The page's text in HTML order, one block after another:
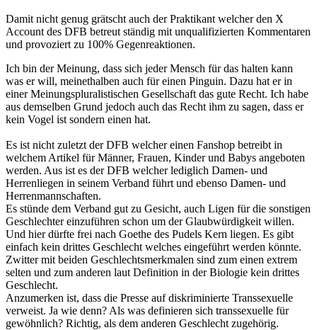
Damit nicht genug grätscht auch der Praktikant welcher den X
Account des DFB betreut ständig mit unqualifizierten Kommentaren
und provoziert zu 100% Gegenreaktionen.
Ich bin der Meinung, dass sich jeder Mensch für das halten kann
was er will, meinethalben auch für einen Pinguin. Dazu hat er in
einer Meinungspluralistischen Gesellschaft das gute Recht. Ich habe
aus demselben Grund jedoch auch das Recht ihm zu sagen, dass er
kein Vogel ist sondern einen hat.
Es ist nicht zuletzt der DFB welcher einen Fanshop betreibt in
welchem Artikel für Männer, Frauen, Kinder und Babys angeboten
werden. Aus ist es der DFB welcher lediglich Damen- und
Herrenliegen in seinem Verband führt und ebenso Damen- und
Herrenmannschaften.
Es stünde dem Verband gut zu Gesicht, auch Ligen für die sonstigen
Geschlechter einzuführen schon um der Glaubwürdigkeit willen.
Und hier dürfte frei nach Goethe des Pudels Kern liegen. Es gibt
einfach kein drittes Geschlecht welches eingeführt werden könnte.
Zwitter mit beiden Geschlechtsmerkmalen sind zum einen extrem
selten und zum anderen laut Definition in der Biologie kein drittes
Geschlecht.
Anzumerken ist, dass die Presse auf diskriminierte Transsexuelle
verweist. Ja wie denn? Als was definieren sich transsexuelle für
gewöhnlich? Richtig, als dem anderen Geschlecht zugehörig.